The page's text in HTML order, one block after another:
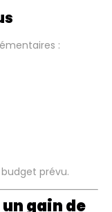
:
prévu.
gain de